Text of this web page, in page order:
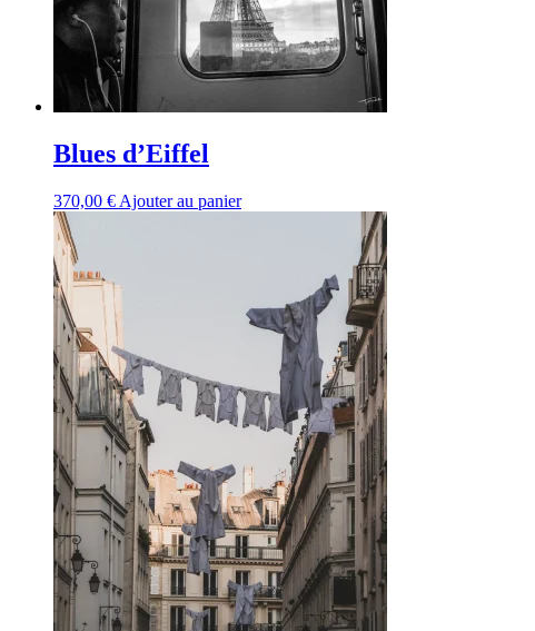
Blues d’Eiffel
370,00 € Ajouter au panier